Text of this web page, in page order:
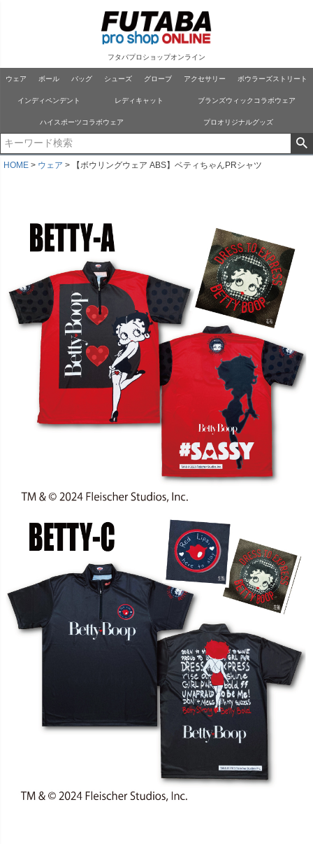
フタバプロショップオンライン
ウェア ボール バッグ シューズ グローブ アクセサリー ボウラーズストリート
インディペンデント レディキャット ブランズウィックコラボウェア
ハイスポーツコラボウェア プロオリジナルグッズ
HOME ウェア 【ボウリングウェア ABS】ベティちゃんPRシャツ